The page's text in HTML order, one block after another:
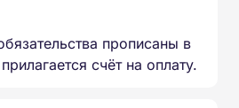
прописаны в
счёт на оплату.